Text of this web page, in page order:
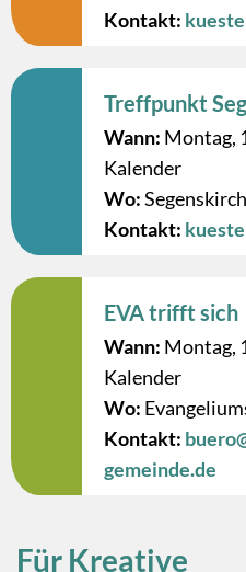
Kontakt:
Treffpunkt
Wann: Montag,
Kalender
Wo:
Kontakt:
EVA trifft sich
Wann: Montag,
Kalender
Wo:
Kontakt:
gemeinde.de
Für Kreative